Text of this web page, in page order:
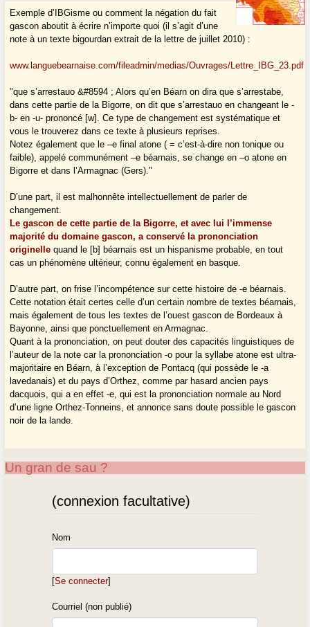
Exemple d’IBGisme ou comment la négation du fait
gascon aboutit à écrire n’importe quoi (il s’agit d’une
note à un texte bigourdan extrait de la lettre de juillet 2010) :
www.languebearnaise.com/fileadmin/medias/Ouvrages/Lettre_IBG_23.pdf
"que s’arrestauo &#8594 ; Alors qu’en Béarn on dira que s’arrestabe,
dans cette partie de la Bigorre, on dit que s’arrestauo en changeant le -
b- en -u- prononcé [w]. Ce type de changement est systématique et
vous le trouverez dans ce texte à plusieurs reprises.
Notez également que le –e final atone ( = c’est-à-dire non tonique ou
faible), appelé communément –e béarnais, se change en –o atone en
Bigorre et dans l’Armagnac (Gers)."
D’une part, il est malhonnête intellectuellement de parler de
changement.
Le gascon de cette partie de la Bigorre, et avec lui l’immense
majorité du domaine gascon, a conservé la prononciation
originelle quand le [b] béarnais est un hispanisme probable, en tout
cas un phénomène ultérieur, connu également en basque.
D’autre part, on frise l’incompétence sur cette histoire de -e béarnais.
Cette notation était certes celle d’un certain nombre de textes béarnais,
mais également de tous les textes de l’ouest gascon de Bordeaux à
Bayonne, ainsi que ponctuellement en Armagnac.
Quant à la prononciation, on peut douter des capacités linguistiques de
l’auteur de la note car la prononciation -o pour la syllabe atone est ultra-
majoritaire en Béarn, à l’exception de Pontacq (qui possède le -a
lavedanais) et du pays d’Orthez, comme par hasard ancien pays
dacquois, qui a en effet -e, qui est la prononciation normale au Nord
d’une ligne Orthez-Tonneins, et annonce sans doute possible le gascon
noir de la lande.
Un gran de sau ?
(connexion facultative)
Nom
[Se connecter]
Courriel (non publié)